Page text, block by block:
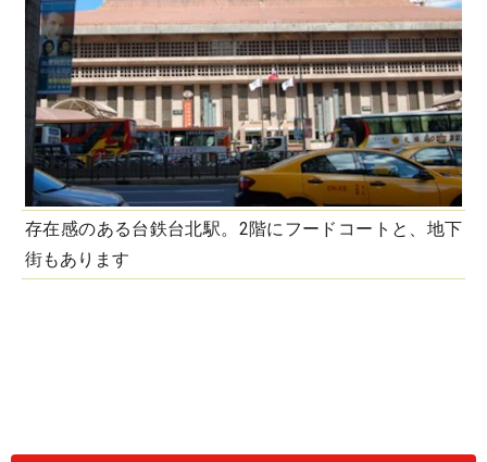
存在感のある台鉄台北駅。2階にフードコートと、地下
街もあります